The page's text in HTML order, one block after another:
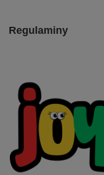
Regulaminy